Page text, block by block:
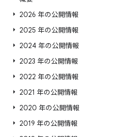
2026 年の公開情報
2025 年の公開情報
2024 年の公開情報
2023 年の公開情報
2022 年の公開情報
2021 年の公開情報
2020 年の公開情報
2019 年の公開情報